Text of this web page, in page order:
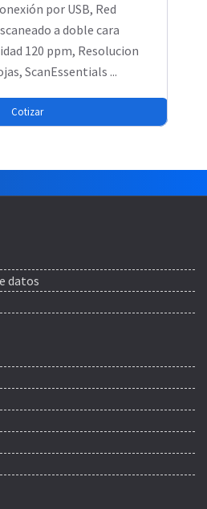
por USB, Red
a doble cara
120 ppm, Resolucion
ScanEssentials ...
Cotizar
datos